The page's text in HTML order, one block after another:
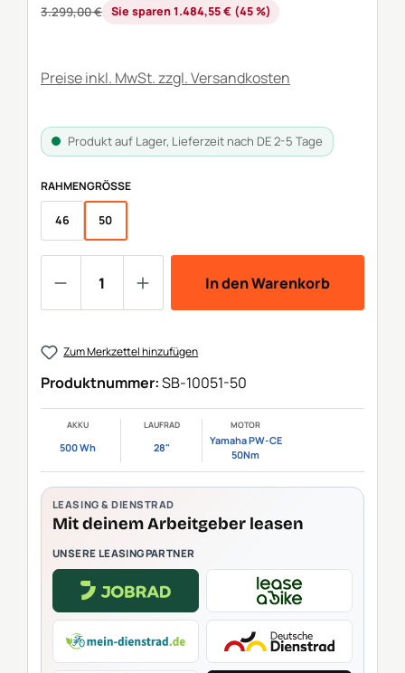
Regulärer Preis:
3.299,00 € Sie sparen 1.484,55 € (45 %)
Preise inkl. MwSt. zzgl. Versandkosten
Produkt auf Lager, Lieferzeit nach DE 2-5 Tage
RAHMENGRÖSSE AUSWÄHLEN
46 50
In den Warenkorb
Zum Merkzettel hinzufügen
Produktnummer:SB-10051-50
AKKU
500 Wh
LAUFRAD
28"
MOTOR
Yamaha PW-CE
50Nm
LEASING & DIENSTRAD
Mit deinem Arbeitgeber leasen
UNSERE LEASINGPARTNER